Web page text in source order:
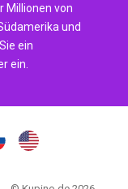
Millionen von
und
ein
ein.